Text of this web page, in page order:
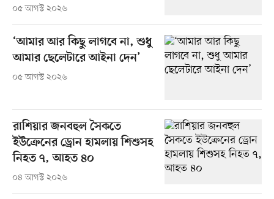
০৫ আগস্ট ২০২৬
‘আমার আর কিছু লাগবে না, শুধু
আমার ছেলেটারে আইনা দেন’
০৫ আগস্ট ২০২৬
রাশিয়ার জনবহুল সৈকতে
ইউক্রেনের ড্রোন হামলায় শিশুসহ
নিহত ৭, আহত ৪০
০৪ আগস্ট ২০২৬